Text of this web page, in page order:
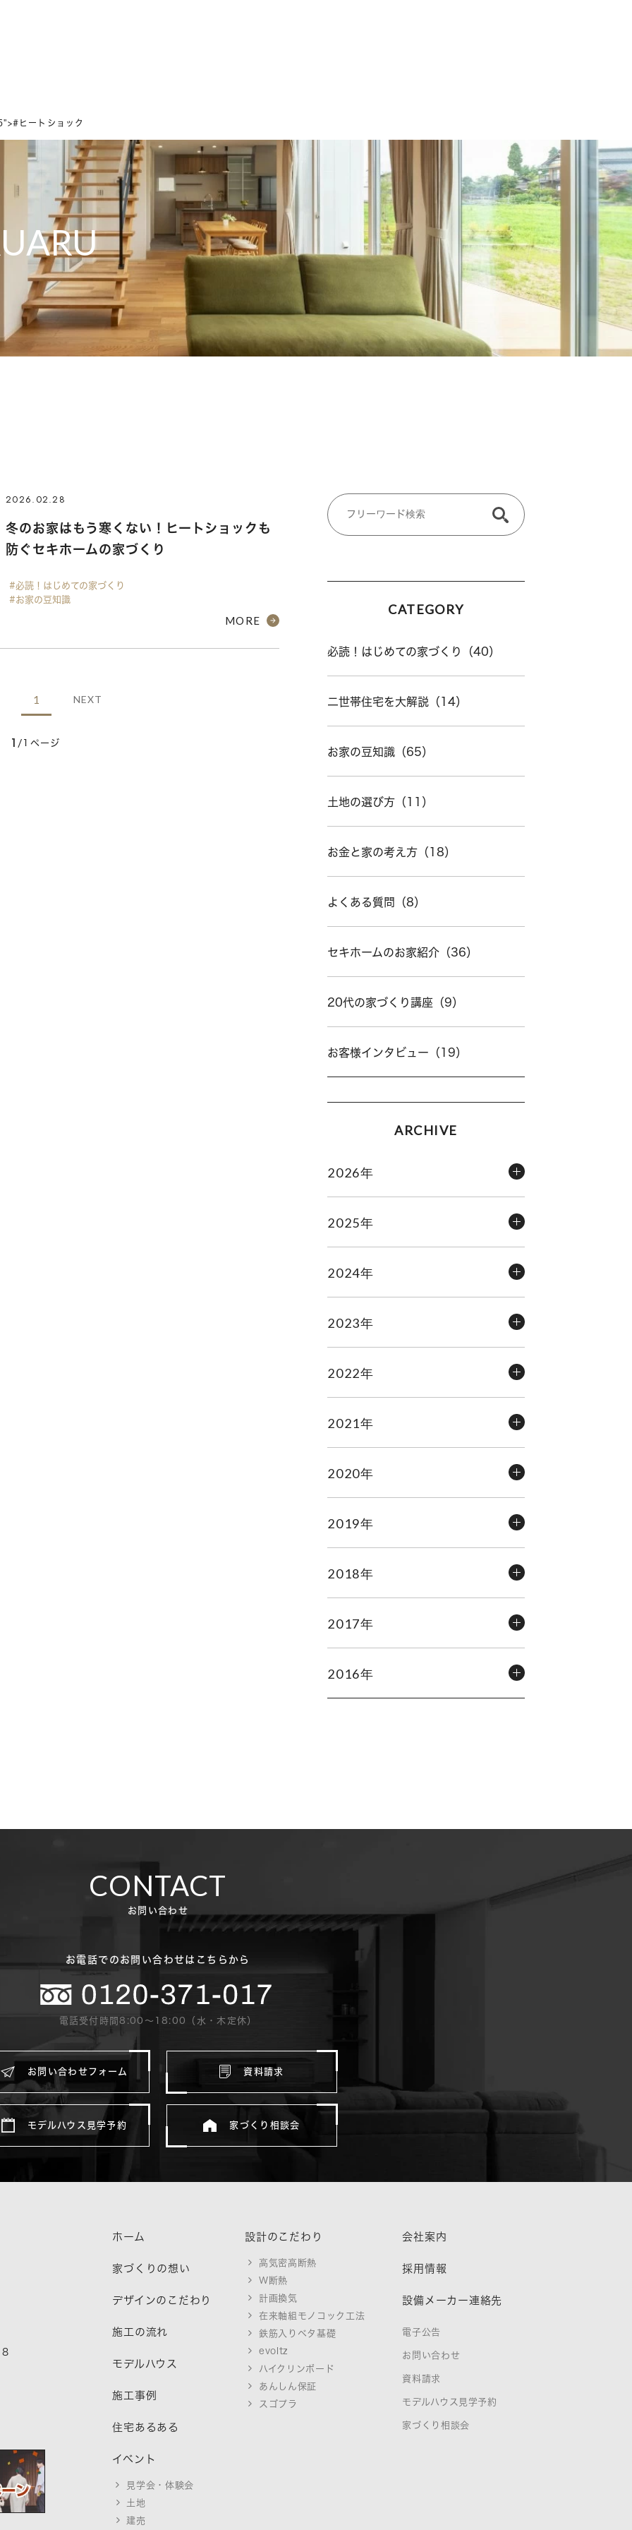
ヒートショック
2026.02.28
冬のお家はもう寒くない！ヒートショックも
防ぐセキホームの家づくり
#必読！はじめての家づくり
#お家の豆知識
MORE
1 NEXT
1 /1ページ
CATEGORY
必読！はじめての家づくり（40）
二世帯住宅を大解説（14）
お家の豆知識（65）
土地の選び方（11）
お金と家の考え方（18）
よくある質問（8）
セキホームのお家紹介（36）
20代の家づくり講座（9）
お客様インタビュー（19）
ARCHIVE
2026年
2025年
2024年
2023年
2022年
2021年
2020年
2019年
2018年
2017年
2016年
CONTACT
お問い合わせ
お電話でのお問い合わせはこちらから
電話受付時間8:00〜18:00（水・木定休）
お問い合わせフォーム 資料請求
モデルハウス見学予約 家づくり相談会
ホーム
家づくりの想い
デザインのこだわり
施工の流れ
モデルハウス
施工事例
住宅あるある
イベント
見学会・体験会
土地
建売
設計のこだわり
高気密高断熱
W断熱
計画換気
在来軸組モノコック工法
鉄筋入りベタ基礎
evoltz
ハイクリンボード
あんしん保証
スゴプラ
会社案内
採用情報
設備メーカー連絡先
電子公告
お問い合わせ
資料請求
モデルハウス見学予約
家づくり相談会